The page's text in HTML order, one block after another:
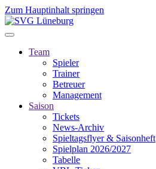
Zum Hauptinhalt springen
Team
Spieler
Trainer
Betreuer
Management
Saison
Tickets
News-Archiv
Spieltagsflyer & Saisonheft
Spielplan 2026/2027
Tabelle